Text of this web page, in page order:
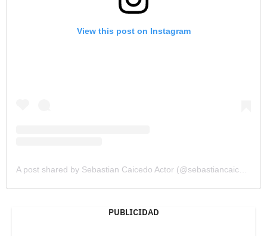
View this post on Instagram
A post shared by Sebastian Caicedo Actor (@sebastiancaicedo)
PUBLICIDAD